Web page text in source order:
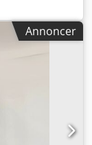
mm,
, drivtype:
bredde: 120
2 =
foran:
2021
Annoncer